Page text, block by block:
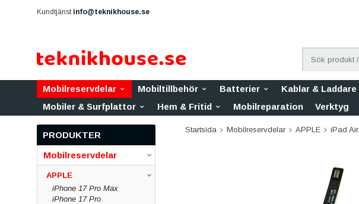
Kundtjänst info@teknikhouse.se
Mobilreservdelar Mobiltillbehör Batterier Kablar & Laddare
Mobiler & Surfplattor
Hem & Fritid Mobilreparation Verktyg
PRODUKTER
Mobilreservdelar
APPLE
iPhone 17 Pro Max
iPhone 17 Pro
Startsida Mobilreservdelar APPLE iPad Air